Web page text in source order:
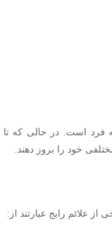
فرد است. در حالی که
خود را بروز دهند.
علائم رایج عبارتند از: